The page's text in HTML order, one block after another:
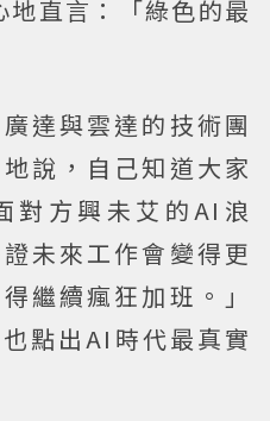
直言：「綠色的最
達與雲達的技術團
說，自己知道大家
對方興未艾的AI浪
未來工作會變得更
繼續瘋狂加班。」
點出AI時代最真實